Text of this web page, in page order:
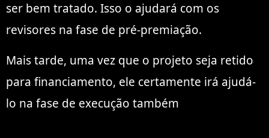
ser bem tratado. Isso o ajudará com os
revisores na fase de pré-premiação.
Mais tarde, uma vez que o projeto seja retido
para financiamento, ele certamente irá ajudá-
lo na fase de execução também